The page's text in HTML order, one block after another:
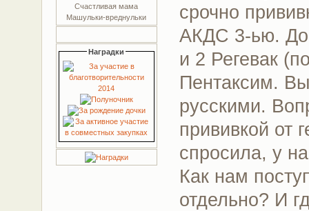
Счастливая мама
Машульки-вреднульки
Наградки
срочно
АКДС 3-ью. До
и 2 Регевак
Пентаксим.
русскими.
прививкой от
спросила, у
Как нам
отдельно? И